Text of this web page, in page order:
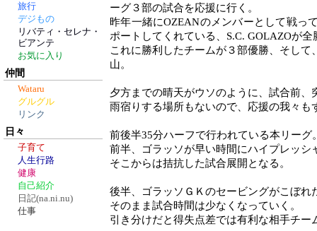
旅行
デジもの
リバティ・セレナ・
ビアンテ
お気に入り
仲間
Wataru
グルグル
リンク
日々
子育て
人生行路
健康
自己紹介
日記(na.ni.nu)
仕事
ーグ３部の試合を応援に行く。
昨年一緒にOZEANのメンバーとして戦っ
ポートしてくれている、S.C. GOLAZOが
これに勝利したチームが３部優勝、そし
山。
夕方までの晴天がウソのように、試合前、
雨宿りする場所もないので、応援の我々も
前後半35分ハーフで行われている本リーグ
前半、ゴラッソが早い時間にハイプレッ
そこからは拮抗した試合展開となる。
後半、ゴラッソＧＫのセービングがこぼ
そのまま試合時間は少なくなっていく。
引き分けだと得失点差では有利な相手チー